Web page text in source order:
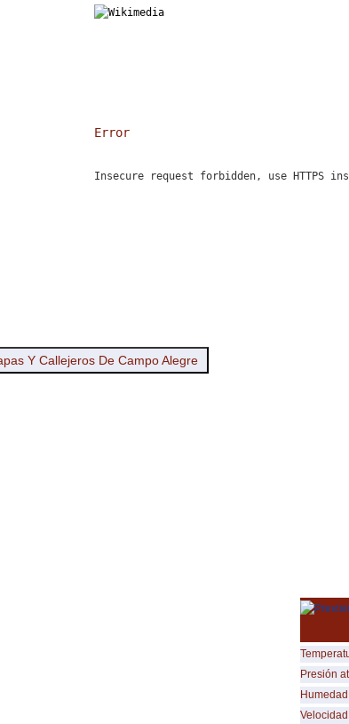
Error
Insecure request forbidden, use HTTPS
Y Callejeros De Campo Alegre
Presión
Humedad